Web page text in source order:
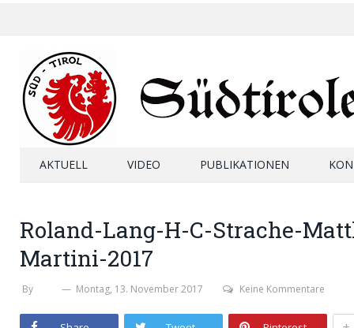
AKTUELL VIDEO PUBLIKATIONEN
Roland-Lang-H-C-Strache-
Martini-2017
By Montag, 13. November 2017 Keine Kommentare